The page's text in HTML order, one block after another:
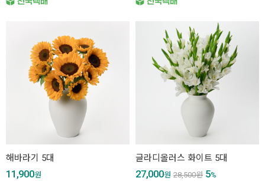
해바라기 5대
11,900원
글라디올러스 화이트 5대
27,000원 28,500원 5%